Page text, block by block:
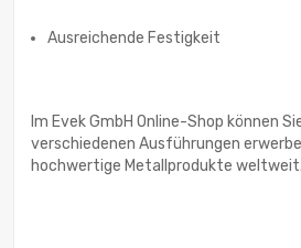
Ausreichende Festigkeit
Im Evek GmbH Online-Shop können
verschiedenen Ausführungen
hochwertige Metallprodukte weltweit.